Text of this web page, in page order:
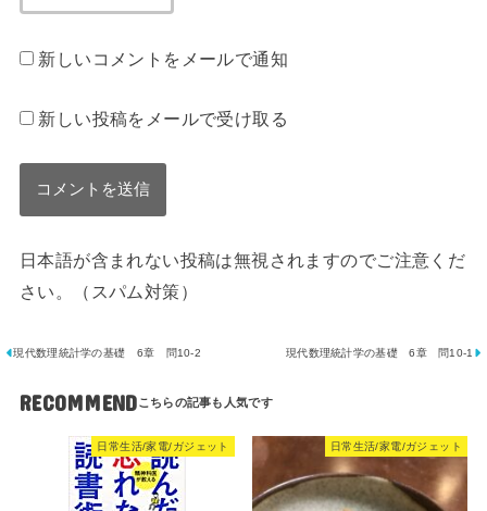
新しいコメントをメールで通知
新しい投稿をメールで受け取る
日本語が含まれない投稿は無視されますのでご注意くだ
さい。（スパム対策）
現代数理統計学の基礎 6章 問10-2 現代数理統計学の基礎 6章 問10-1
RECOMMEND
日常生活/家電/ガジェット 日常生活/家電/ガジェット